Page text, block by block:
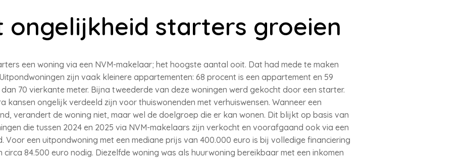
ongelijkheid starters groeien
een woning via een NVM-makelaar; het hoogste aantal ooit. Dat had mede te maken
zijn vaak kleinere appartementen: 68 procent is een appartement en 59
70 vierkante meter. Bijna tweederde van deze woningen werd gekocht door een starter.
kansen ongelijk verdeeld zijn voor thuiswonenden met verhuiswensen. Wanneer een
verandert de woning niet, maar wel de doelgroep die er kan wonen. Dit blijkt op basis van
die tussen 2024 en 2025 via NVM-makelaars zijn verkocht en voorafgaand ook via een
Voor een uitpondwoning met een mediane prijs van 400.000 euro is bij volledige financiering
84.500 euro nodig. Diezelfde woning was als huurwoning bereikbaar met een inkomen